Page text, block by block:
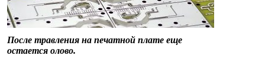
После травления на печатной плате еще
остается олово.